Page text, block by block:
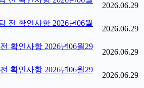
2026.06.29
전 확인사항 2026년06월
2026.06.29
확인사항 2026년06월29
2026.06.29
확인사항 2026년06월29
2026.06.29